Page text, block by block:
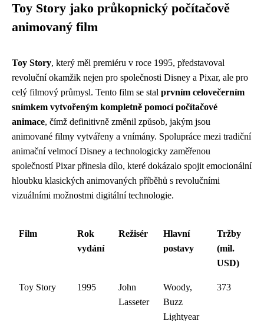
Toy Story jako průkopnický počítačově
animovaný film
Toy Story, který měl premiéru v roce 1995, představoval
revoluční okamžik nejen pro společnosti Disney a Pixar, ale pro
celý filmový průmysl. Tento film se stal prvním celovečerním
snímkem vytvořeným kompletně pomocí počítačové
animace, čímž definitivně změnil způsob, jakým jsou
animované filmy vytvářeny a vnímány. Spolupráce mezi tradiční
animační velmocí Disney a technologicky zaměřenou
společností Pixar přinesla dílo, které dokázalo spojit emocionální
hloubku klasických animovaných příběhů s revolučními
vizuálními možnostmi digitální technologie.
Film
Rok
vydání
Režisér
Hlavní
postavy
Tržby
(mil.
USD)
Toy Story 1995
John
Lasseter
Woody,
Buzz
Lightyear
373